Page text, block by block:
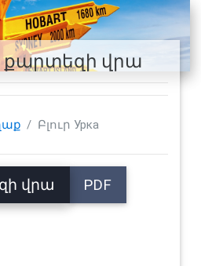
քարտեզի վրա
Բլուր Урка
վրա PDF